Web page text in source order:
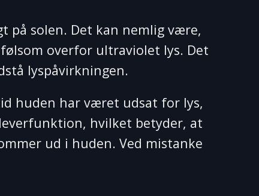
på solen. Det kan nemlig være,
overfor ultraviolet lys. Det
lyspåvirkningen.
huden har været udsat for lys,
hvilket betyder, at
ud i huden. Ved mistanke